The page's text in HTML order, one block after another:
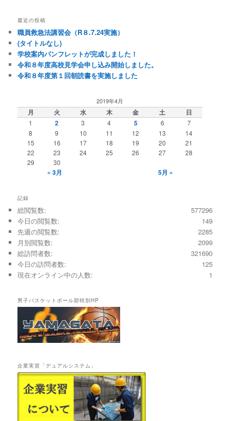
最近の投稿
職員救急法講習会（R８.7.24実施）
(タイトルなし)
学校案内パンフレットが完成しました！
令和８年度高校見学会申し込み開始しました。
令和８年度第１回朝読書を実施しました
2019年4月
月 火 水 木 金 土 日
1 2 3 4 5 6
7
8
9 10 11 12 13
14
15
16 17 18 19 20
21
22
23 24 25 26 27
28
29
30
« 3月 5月 »
記録
577296
総閲覧数:
149
今日の閲覧数:
2285
先週の閲覧数:
2099
月別閲覧数:
321690
総訪問者数:
125
今日の訪問者数:
1
現在オンライン中の人数:
男子バスケットボール部特別HP
企業実習「デュアルシステム」